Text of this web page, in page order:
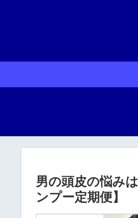
男の頭皮の悩み
ンプー定期便】